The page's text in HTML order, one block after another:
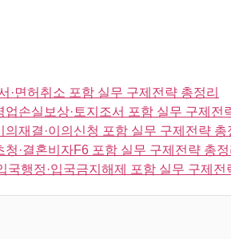
·면허취소 포함 실무 구제전략 총정리
손실보상·토지조서 포함 실무 구제전
재결·이의신청 포함 실무 구제전략 총
·결혼비자F6 포함 실무 구제전략 총정
행정·입국금지해제 포함 실무 구제전